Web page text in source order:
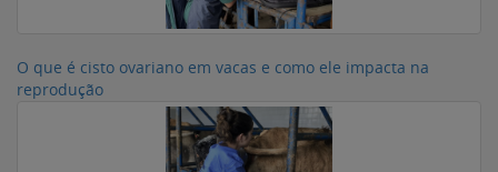
O que é cisto ovariano em vacas e como ele impacta na
reprodução